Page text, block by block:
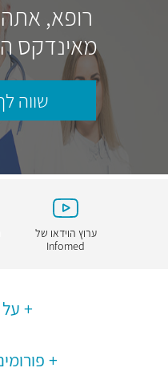
רופא,
מאינדקס
שווה
ערוץ הוידאו של
Infomed